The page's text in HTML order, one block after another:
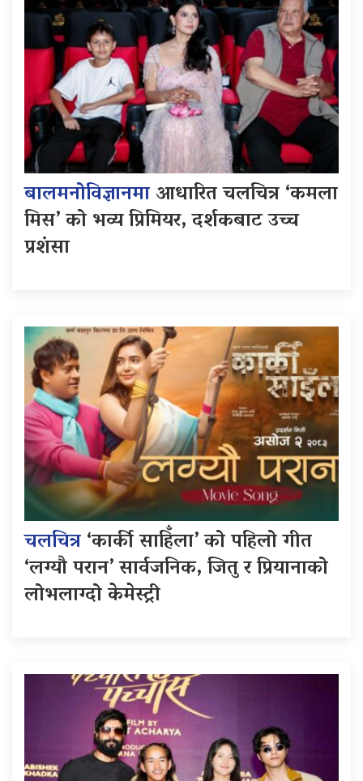
बालमनोविज्ञानमाआधारित चलचित्र ‘कमला
मिस’ को भव्य प्रिमियर, दर्शकबाट उच्च
प्रशंसा
चलचित्र‘कार्की साहिँला’ को पहिलो गीत
‘लग्यौ परान’ सार्वजनिक, जितु र प्रियानाको
लोभलाग्दो केमेस्ट्री